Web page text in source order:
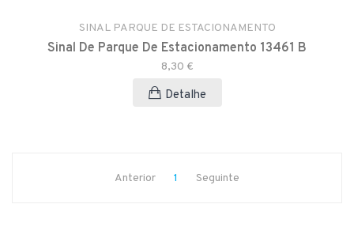
SINAL PARQUE DE ESTACIONAMENTO
Sinal De Parque De Estacionamento 13461 B
8,30 €
Detalhe
Anterior 1 Seguinte